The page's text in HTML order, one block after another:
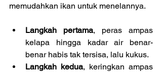
memudahkan ikan untuk menelannya.
Langkah pertama, peras ampas
kelapa hingga kadar air benar-
benar habis tak tersisa, lalu kukus.
Langkah kedua, keringkan ampas